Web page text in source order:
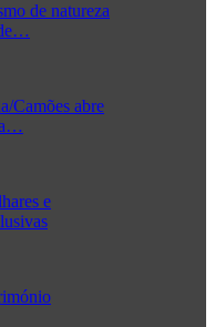
de natureza
Camões abre
e